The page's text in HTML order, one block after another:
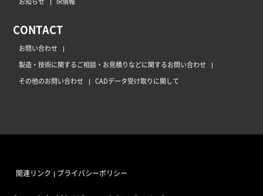
CONTACT
お問い合わせ
製造・技術に関するご相談・お見積りなどに関するお問い合わせ
その他のお問い合わせ
CADデータ受け取りに関して
関連リンク プライバシーポリシー